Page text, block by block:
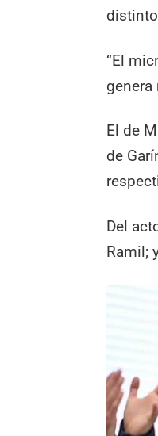
“El
genera
El de
de
Del
Ramil;